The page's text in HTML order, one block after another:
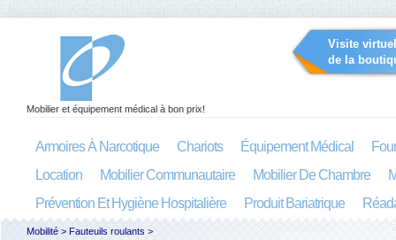
Visite
de la
Mobilier et équipement médical à bon prix!
Armoires À Narcotique Chariots Équipement Médical
Location
Mobilier Communautaire Mobilier De Chambre
Prévention Et Hygiène Hospitalière
Produit Bariatrique
Mobilité > Fauteuils roulants >